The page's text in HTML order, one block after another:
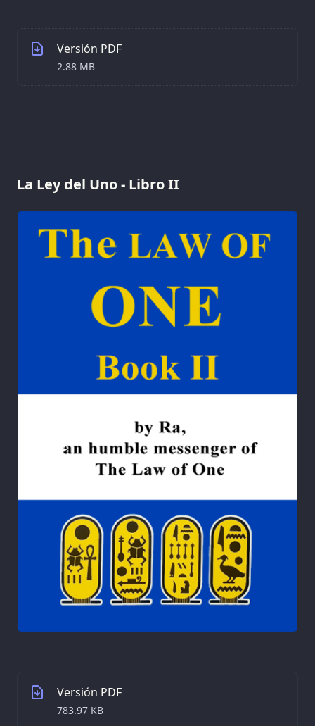
Versión PDF
2.88 MB
La Ley del Uno - Libro II
Versión PDF
783.97 KB